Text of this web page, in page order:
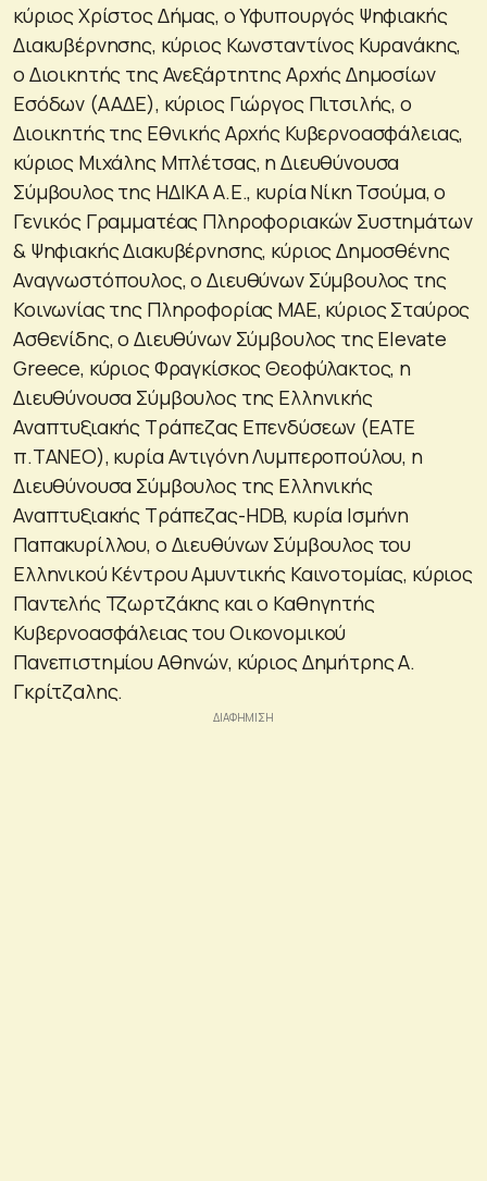
κύριος Χρίστος Δήμας, ο Υφυπουργός Ψηφιακής
Διακυβέρνησης, κύριος Κωνσταντίνος Κυρανάκης,
ο Διοικητής της Ανεξάρτητης Αρχής Δημοσίων
Εσόδων (ΑΑΔΕ), κύριος Γιώργος Πιτσιλής, ο
Διοικητής της Εθνικής Αρχής Κυβερνοασφάλειας,
κύριος Μιχάλης Μπλέτσας, η Διευθύνουσα
Σύμβουλος της ΗΔΙΚΑ Α.Ε., κυρία Νίκη Τσούμα, ο
Γενικός Γραμματέας Πληροφοριακών Συστημάτων
& Ψηφιακής Διακυβέρνησης, κύριος Δημοσθένης
Αναγνωστόπουλος, ο Διευθύνων Σύμβουλος της
Κοινωνίας της Πληροφορίας ΜΑΕ, κύριος Σταύρος
Ασθενίδης, ο Διευθύνων Σύμβουλος της Elevate
Greece, κύριος Φραγκίσκος Θεοφύλακτος, η
Διευθύνουσα Σύμβουλος της Ελληνικής
Αναπτυξιακής Τράπεζας Επενδύσεων (ΕΑΤΕ
π.ΤΑΝΕΟ), κυρία Αντιγόνη Λυμπεροπούλου, η
Διευθύνουσα Σύμβουλος της Ελληνικής
Αναπτυξιακής Τράπεζας-HDB, κυρία Ισμήνη
Παπακυρίλλου, ο Διευθύνων Σύμβουλος του
Ελληνικού Κέντρου Αμυντικής Καινοτομίας, κύριος
Παντελής Τζωρτζάκης και ο Καθηγητής
Κυβερνοασφάλειας του Οικονομικού
Πανεπιστημίου Αθηνών, κύριος Δημήτρης Α.
Γκρίτζαλης.